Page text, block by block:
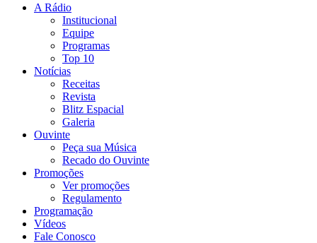
A Rádio
Institucional
Equipe
Programas
Top 10
Notícias
Receitas
Revista
Blitz Espacial
Galeria
Ouvinte
Peça sua Música
Recado do Ouvinte
Promoções
Ver promoções
Regulamento
Programação
Vídeos
Fale Conosco